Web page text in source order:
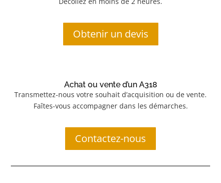
Obtenir un devis
Achat ou vente d’un A318
Transmettez-nous votre souhait d’acquisition ou de vente.
Faîtes-vous accompagner dans les démarches.
Contactez-nous